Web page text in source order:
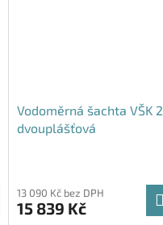
Vodoměrná šachta VŠK 2
dvouplášťová
13 090 Kč bez DPH
15 839 Kč